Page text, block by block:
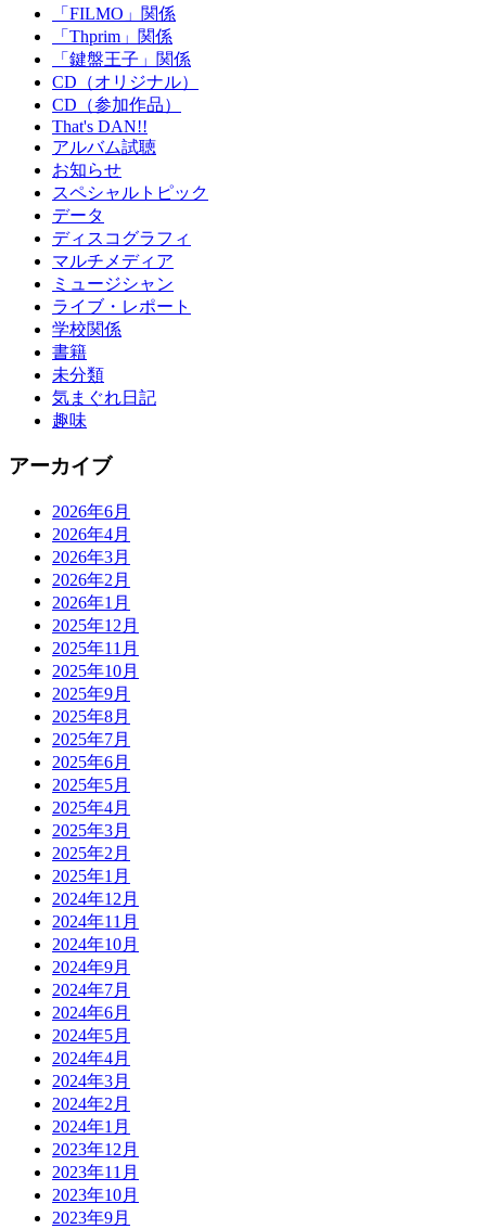
「FILMO」関係
「Thprim」関係
「鍵盤王子」関係
CD（オリジナル）
CD（参加作品）
That's DAN!!
アルバム試聴
お知らせ
スペシャルトピック
データ
ディスコグラフィ
マルチメディア
ミュージシャン
ライブ・レポート
学校関係
書籍
未分類
気まぐれ日記
趣味
アーカイブ
2026年6月
2026年4月
2026年3月
2026年2月
2026年1月
2025年12月
2025年11月
2025年10月
2025年9月
2025年8月
2025年7月
2025年6月
2025年5月
2025年4月
2025年3月
2025年2月
2025年1月
2024年12月
2024年11月
2024年10月
2024年9月
2024年7月
2024年6月
2024年5月
2024年4月
2024年3月
2024年2月
2024年1月
2023年12月
2023年11月
2023年10月
2023年9月